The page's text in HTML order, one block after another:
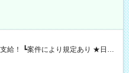
その日に現金GET♪ お仕事後はコ
ます！ 【試用期間】試